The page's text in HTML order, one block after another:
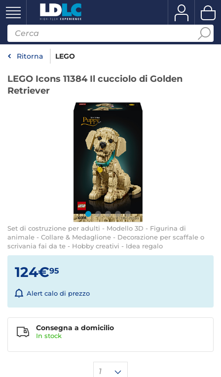
Ritorna LEGO
LEGO Icons 11384 Il cucciolo di Golden
Retriever
Set di costruzione per adulti - Modello 3D - Figurina di
animale - Collare & Medaglione - Decorazione per scaffale o
scrivania fai da te - Hobby creativi - Idea regalo
124€95
Alert calo di prezzo
1
Consegna a domicilio
In stock